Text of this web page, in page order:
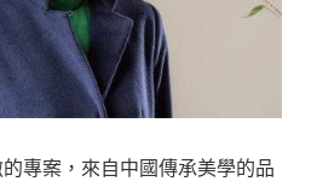
專案，來自中國傳承美學的品